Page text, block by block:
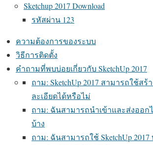
Sketchup 2017 Download
รหัสผ่าน 123
ความต้องการของระบบ
วิธีการติดตั้ง
คำถามที่พบบ่อยเกี่ยวกับ SketchUp 2017
ถาม: SketchUp 2017 สามารถใช้สร้
ละเอียดได้หรือไม่
ถาม: ฉันสามารถนำเข้าและส่งออก
บ้าง
ถาม: ฉันสามารถใช้ SketchUp